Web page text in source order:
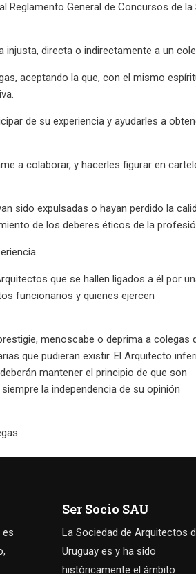
General de Concursos de la
directa o indirectamente a un
aceptando la que, con el mismo
de su experiencia y ayudarles a
a colaborar, y hacerles figurar en
sido expulsadas o hayan perdido la
de los deberes éticos de la
que se hallen ligados a él por
funcionarios y quienes ejercen
menoscabe o deprima a colegas
que pudieran existir. El Arquitecto
mantener el principio de que son
la independencia de su opinión
es
Ser Socio SAU
La Sociedad de Arquitectos
Uruguay es y ha sido
históricamente el ámbito